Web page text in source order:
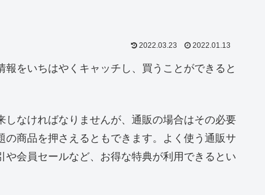
2022.03.23 2022.01.13
をいちはやくキャッチし、買うことができると
なければなりませんが、通販の場合はその必要
商品を押さえるともできます。よく使う通販サ
会員セールなど、お得な特典が利用できるとい